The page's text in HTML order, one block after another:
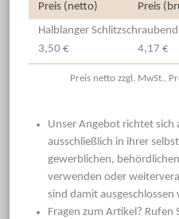
Preis (netto)
Preis
Halblanger
3,50 €
4,17 €
Preis netto zzgl. MwSt.,
Unser Angebot richtet sich
ausschließlich in ihrer
gewerblichen,
verwenden oder
sind damit
Fragen zum Artikel? Rufen